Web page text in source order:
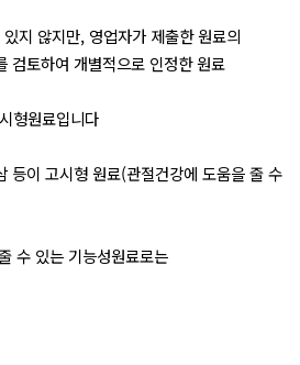
지 않지만, 영업자가 제출한 원료의
검토하여 개별적으로 인정한 원료
형원료입니다
등이 고시형 원료(관절건강에 도움을 줄 수
수 있는 기능성원료로는